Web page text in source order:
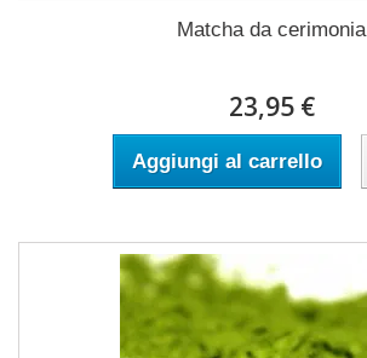
Matcha da cerimonia
23,95 €
Aggiungi al carrello